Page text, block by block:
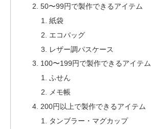
50〜99円で製作できるアイテム
紙袋
エコバッグ
レザー調パスケース
100〜199円で製作できるアイテム
ふせん
メモ帳
200円以上で製作できるアイテム
タンブラー・マグカップ